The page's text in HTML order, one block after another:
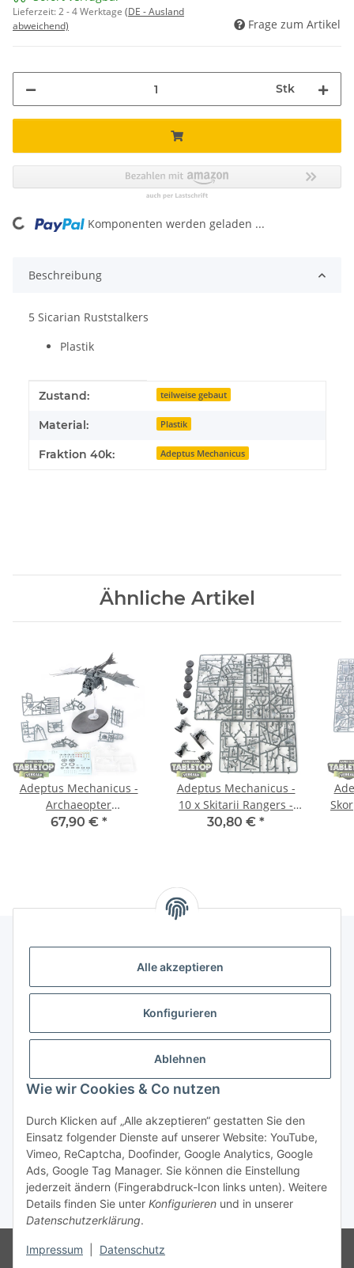
Alle akzeptieren
Konfigurieren
Ablehnen
Wie wir Cookies & Co nutzen
Durch Klicken auf „Alle akzeptieren“ gestatten Sie den
Einsatz folgender Dienste auf unserer Website: YouTube,
Vimeo, ReCaptcha, Doofinder, Google Analytics, Google
Ads, Google Tag Manager. Sie können die Einstellung
jederzeit ändern (Fingerabdruck-Icon links unten). Weitere
Details finden Sie unter Konfigurieren und in unserer
Datenschutzerklärung.
Impressum Datenschutz
Lieferzeit:2 - 4 Werktage (DE - Ausland
abweichend)
Frage zum Artikel
Stk
Loading... Komponenten werden geladen ...
Beschreibung
5 Sicarian Ruststalkers
Plastik
Produkteigenschaft
Wert
Zustand: teilweise gebaut
Material: Plastik
Fraktion 40k: Adeptus Mechanicus
Ähnliche Artikel
Adeptus Mechanicus -
Archaeopter
Stratoraptor - teilweise
67,90 € *
Adeptus Mechanicus -
10 x Skitarii Rangers -
teilweise gebaut
30,80 € *
Gesetzliche Informationen
Bestellung wiederrufen
* Alle Preise inkl. gesetzlicher USt., zzgl.Versand
Besucherzähler: 75190909